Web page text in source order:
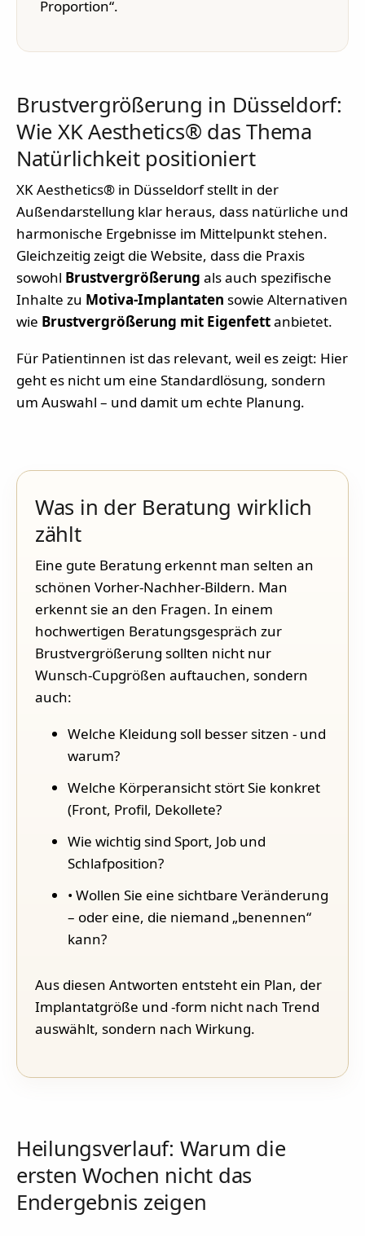
Proportion“.
Brustvergrößerung in Düsseldorf:
Wie XK Aesthetics® das Thema
Natürlichkeit positioniert
XK Aesthetics® in Düsseldorf stellt in der
Außendarstellung klar heraus, dass natürliche und
harmonische Ergebnisse im Mittelpunkt stehen.
Gleichzeitig zeigt die Website, dass die Praxis
sowohl Brustvergrößerung als auch spezifische
Inhalte zu Motiva-Implantaten sowie Alternativen
wie Brustvergrößerung mit Eigenfettanbietet.
Für Patientinnen ist das relevant, weil es zeigt: Hier
geht es nicht um eine Standardlösung, sondern
um Auswahl – und damit um echte Planung.
Was in der Beratung wirklich
zählt
Eine gute Beratung erkennt man selten an
schönen Vorher-Nachher-Bildern. Man
erkennt sie an den Fragen. In einem
hochwertigen Beratungsgespräch zur
Brustvergrößerung sollten nicht nur
Wunsch-Cupgrößen auftauchen, sondern
auch:
Welche Kleidung soll besser sitzen - und
warum?
Welche Körperansicht stört Sie konkret
(Front, Profil, Dekollete?
Wie wichtig sind Sport, Job und
Schlafposition?
• Wollen Sie eine sichtbare Veränderung
– oder eine, die niemand „benennen“
kann?
Aus diesen Antworten entsteht ein Plan, der
Implantatgröße und -form nicht nach Trend
auswählt, sondern nach Wirkung.
Heilungsverlauf: Warum die
ersten Wochen nicht das
Endergebnis zeigen